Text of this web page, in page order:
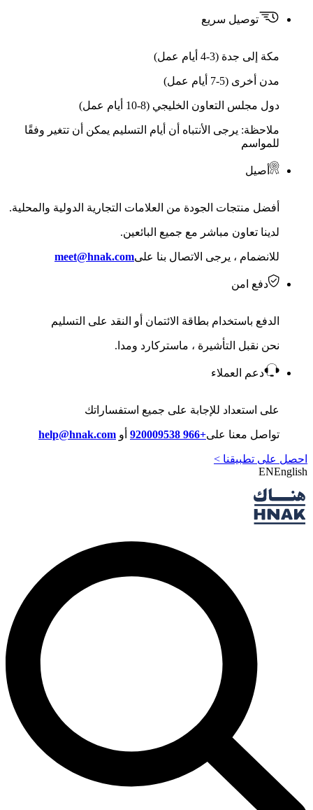
توصيل سريع
مكة إلى جدة (3-4 أيام عمل)
مدن أخرى (5-7 أيام عمل)
دول مجلس التعاون الخليجي (8-10 أيام عمل)
ملاحظة: يرجى الأنتباه أن أيام التسليم يمكن أن تتغير وفقًا
للمواسم
أصيل
أفضل منتجات الجودة من العلامات التجارية الدولية والمحلية.
لدينا تعاون مباشر مع جميع البائعين.
للانضمام ، يرجى الاتصال بنا علىmeet@hnak.com
دفع امن
الدفع باستخدام بطاقة الائتمان أو النقد على التسليم
نحن نقبل التأشيرة ، ماستركارد ومدا.
دعم العملاء
على استعداد للإجابة على جميع استفساراتك
تواصل معنا على+966 920009538 أو help@hnak.com
احصل على تطبيقنا >
ENEnglish